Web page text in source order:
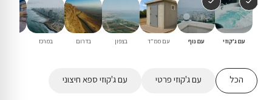
עם ג'קוזי עם נוף עם ממ"ד בצפון בדרום במרכז
הכל עם ג'קוזי פרטי עם ג'קוזי ספא חיצוני